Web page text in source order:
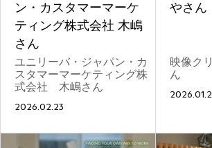
パイセンの行きつ
いて行く
#札幌来たら、まずは
ン・カスタマーマーケ
ティング株式会社 木嶋
さん
ユニリーバ・ジャパン・カ
スタマーマーケティング株
式会社 木嶋さん
2026.02.23
やさん
映像ク
ん